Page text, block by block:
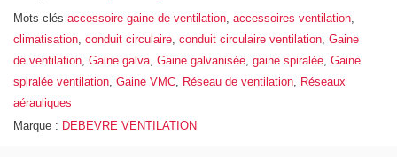
longueur
3ml,
Ø
1120
Mots-clés accessoire gaine de ventilation accessoires ventilation
climatisation conduit circulaire conduit circulaire ventilation Gaine
de ventilation Gaine galva Gaine galvanisée gaine spiralée Gaine
spiralée ventilation Gaine VMC Réseau de ventilation Réseaux
aérauliques
Marque : DEBEVRE VENTILATION